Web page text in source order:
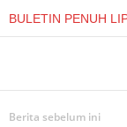
BULETIN PENUH
Berita sebelum ini